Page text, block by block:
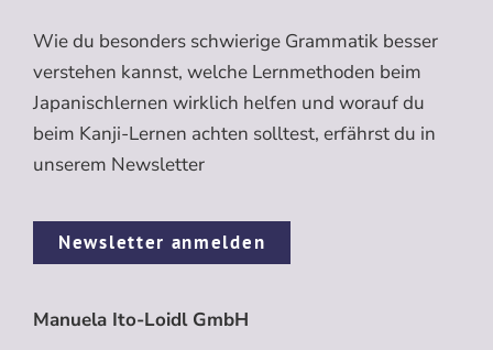
Wie du besonders schwierige Grammatik besser
verstehen kannst, welche Lernmethoden beim
Japanischlernen wirklich helfen und worauf du
beim Kanji-Lernen achten solltest, erfährst du in
unserem Newsletter
Newsletter anmelden
Manuela Ito-Loidl GmbH